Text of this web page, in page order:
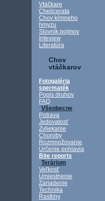
Vtáčkare
Chelicerata
Chov kŕmneho
hmyzu
Slovník pojmov
Inteview
Literatúra
Chov
vtáčkarov
Fotogaléria
spermaték
Popis druhov
FAQ
Všeobecne
Potrava
Jedovatosť
Zvliekanie
Choroby
Rozmnožovanie
Určenie pohlavia
Bite reports
Terárium
Veľkosť
Umiestnenie
Zariadenie
Technika
Rastliny